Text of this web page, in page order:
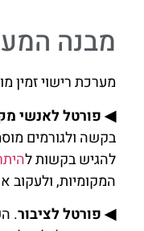
מבנה
מערכת רישוי זמין
◀ פורטל לאנשי
בקשה ולגורמים
להגיש בקשות ל
המקומיות,
◀ פורטל לציבור.